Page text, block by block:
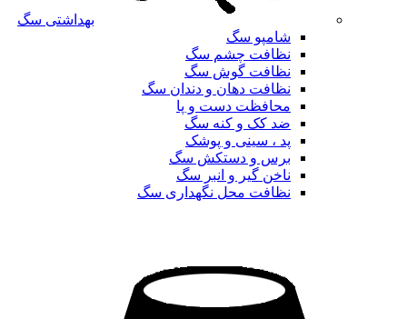
بهداشتی سگ
شامپو سگ
نظافت چشم سگ
نظافت گوش سگ
نظافت دهان و دندان سگ
محافظت دست و پا
ضد کک و کنه سگ
پد ، سینی و پوشک
برس و دستکش سگ
ناخن گیر و انبر سگ
نظافت محل نگهداری سگ